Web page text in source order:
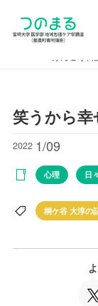
笑うから幸
2022 1/09
心理 日
桐ケ谷 大淳の